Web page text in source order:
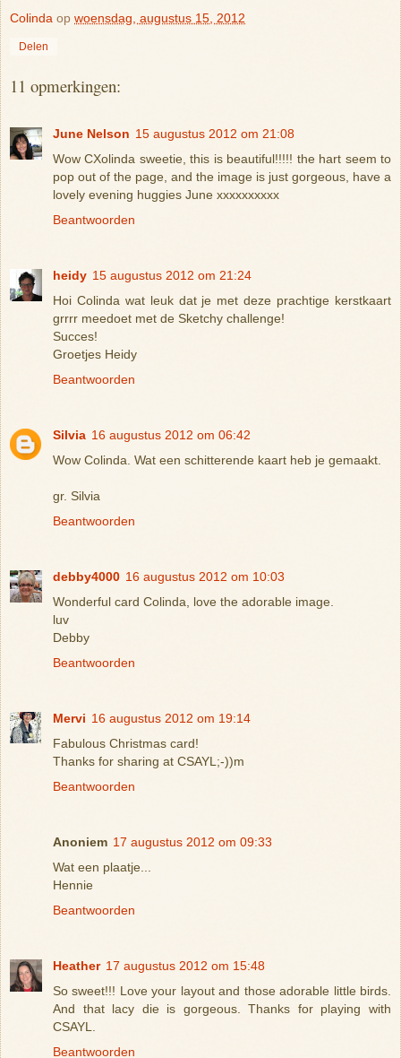
Colinda op woensdag, augustus 15, 2012
Delen
11 opmerkingen:
June Nelson 15 augustus 2012 om 21:08
Wow CXolinda sweetie, this is beautiful!!!!! the hart seem to
pop out of the page, and the image is just gorgeous, have a
lovely evening huggies June xxxxxxxxxx
Beantwoorden
heidy 15 augustus 2012 om 21:24
Hoi Colinda wat leuk dat je met deze prachtige kerstkaart
grrrr meedoet met de Sketchy challenge!
Succes!
Groetjes Heidy
Beantwoorden
Silvia 16 augustus 2012 om 06:42
Wow Colinda. Wat een schitterende kaart heb je gemaakt.
gr. Silvia
Beantwoorden
debby4000 16 augustus 2012 om 10:03
Wonderful card Colinda, love the adorable image.
luv
Debby
Beantwoorden
Mervi 16 augustus 2012 om 19:14
Fabulous Christmas card!
Thanks for sharing at CSAYL;-))m
Beantwoorden
Anoniem 17 augustus 2012 om 09:33
Wat een plaatje...
Hennie
Beantwoorden
Heather 17 augustus 2012 om 15:48
So sweet!!! Love your layout and those adorable little birds.
And that lacy die is gorgeous. Thanks for playing with
CSAYL.
Beantwoorden